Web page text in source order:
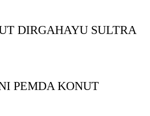
DIRGAHAYU SULTRA
PEMDA KONUT